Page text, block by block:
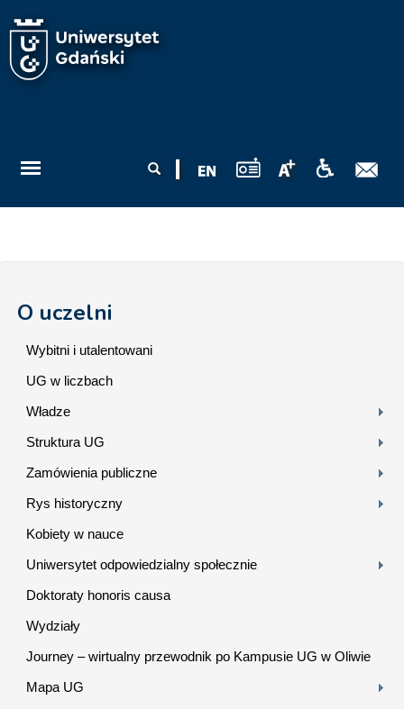
wyszukiwania
O uczelni
Wybitni i utalentowani
UG w liczbach
Władze
Struktura UG
Zamówienia publiczne
Rys historyczny
Kobiety w nauce
Uniwersytet odpowiedzialny społecznie
Doktoraty honoris causa
Wydziały
Journey – wirtualny przewodnik po Kampusie UG w Oliwie
Mapa UG